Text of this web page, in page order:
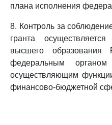
плана исполнения
8. Контроль за
гранта
высшего образования
федеральным органом
осуществляющим
финансово-бюджетной